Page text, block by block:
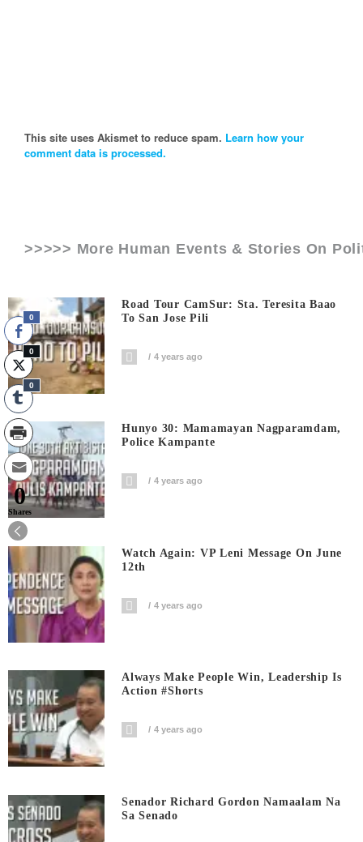
This site uses Akismet to reduce spam. Learn how your
comment data is processed.
>>>>> More Human Events & Stories On
Road Tour CamSur: Sta. Teresita Baao
To San Jose Pili
4 years ago
Hunyo 30: Mamamayan Nagparamdam,
Police Kampante
4 years ago
Watch Again: VP Leni Message On June
12th
4 years ago
Always Make People Win, Leadership Is
Action #shorts
4 years ago
Senador Richard Gordon Namaalam Na
Sa Senado
0
0
0
0
Shares